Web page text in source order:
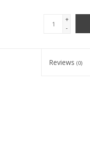
+
-
Reviews(0)